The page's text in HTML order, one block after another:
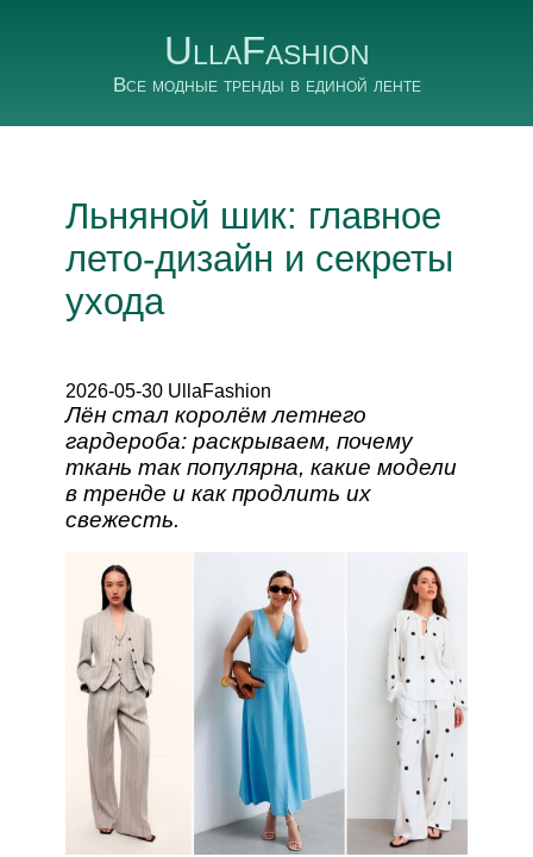
UllaFashion
Все модные тренды в единой ленте
Льняной шик: главное
лето‑дизайн и секреты
ухода
2026-05-30 UllaFashion
Лён стал королём летнего
гардероба: раскрываем, почему
ткань так популярна, какие модели
в тренде и как продлить их
свежесть.